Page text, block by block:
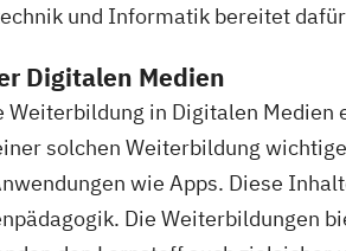
und Informatik bereitet
Digitalen Medien
Weiterbildung in Digitalen
solchen Weiterbildung
wie Apps. Diese
Die Weiterbildungen